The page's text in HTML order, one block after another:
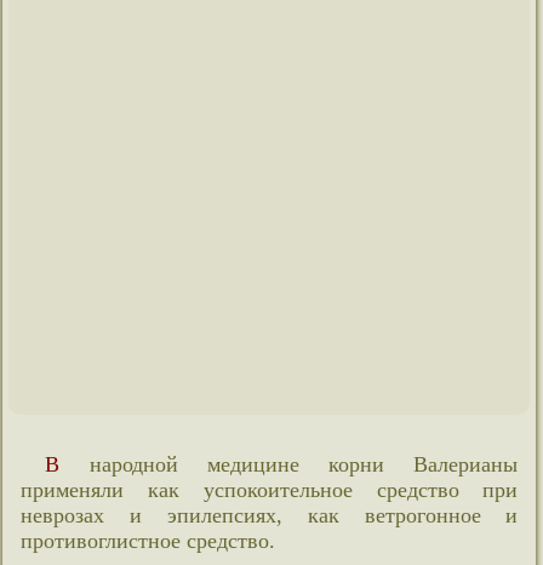
В народной медицине корни Валерианы
применяли как успокоительное средство при
неврозах и эпилепсиях, как ветрогонное и
противоглистное средство.